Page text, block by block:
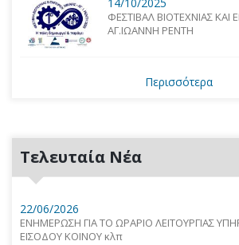
ΦΕΣΤΙΒΑΛ ΒΙΟΤΕΧΝΙΑΣ ΚΑΙ
ΑΓ.ΙΩΑΝΝΗ ΡΕΝΤΗ
Περισσότερα
Τελευταία Νέα
22/06/2026
ΕΝΗΜΕΡΩΣΗ ΓΙΑ ΤΟ ΩΡΑΡΙΟ ΛΕΙΤΟΥΡΓΙΑΣ
ΕΙΣΟΔΟΥ ΚΟΙΝΟΥ κλπ